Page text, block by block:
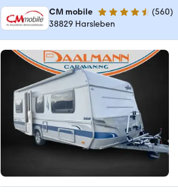
CM mobile 4.7 Sterne (560)
38829 Harsleben